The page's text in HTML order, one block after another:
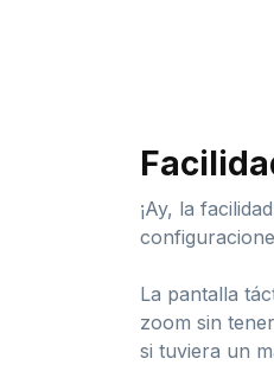
¡Ay, la
La pantalla
zoom sin
si tuviera un